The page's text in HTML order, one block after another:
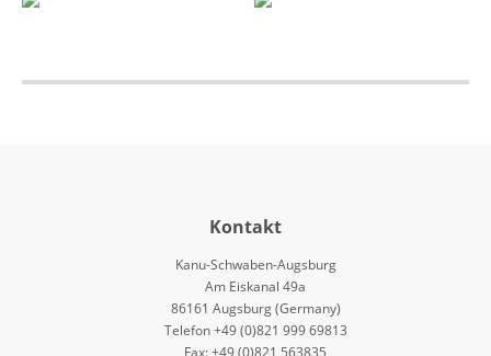
Kontakt
Kanu-Schwaben-Augsburg
Am Eiskanal 49a
86161 Augsburg (Germany)
Telefon +49 (0)821 999 69813
Fax: +49 (0)821 563835